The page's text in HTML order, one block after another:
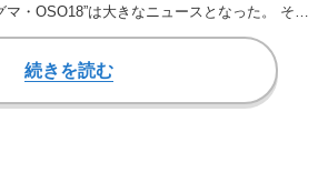
マ・OSO18”は大きなニュースとなった。 その
続きを読む